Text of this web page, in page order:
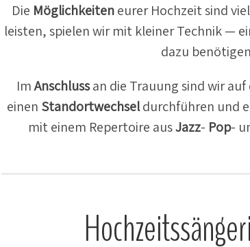
Die Möglich­keiteneurer Hochzeit sind
leisten, spielen wir mit kleiner Technik —
dazu
ImAnschlussan die Trauung sind wir
einen Stand­ort­wechseldurch­führen und
mit einem Reper­toire ausJazz- Pop-